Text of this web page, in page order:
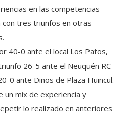
en las competencias
con tres triunfos en otras
40-0 ante el local Los Patos,
26-5 ante el Neuquén RC
0 ante Dinos de Plaza Huincul.
un mix de experiencia y
lo realizado en anteriores